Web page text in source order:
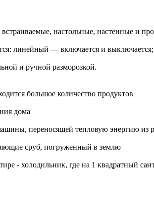
настольные, настенные и
линейный — включается и
и ручной разморозкой.
большое количество продуктов
дома
переносящей тепловую энергию из
сруб, погруженный в землю
- холодильник, где на 1 квадратный